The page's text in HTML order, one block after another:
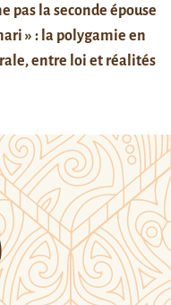
pas la seconde épouse
» : la polygamie en
entre loi et réalités